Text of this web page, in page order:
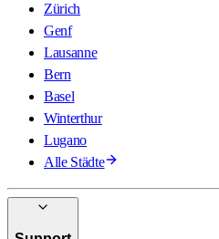
Zürich
Genf
Lausanne
Bern
Basel
Winterthur
Lugano
Alle Städte